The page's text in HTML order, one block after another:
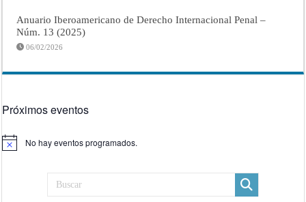
Anuario Iberoamericano de Derecho Internacional Penal –
Núm. 13 (2025)
06/02/2026
Próximos eventos
Aviso No hay eventos programados.